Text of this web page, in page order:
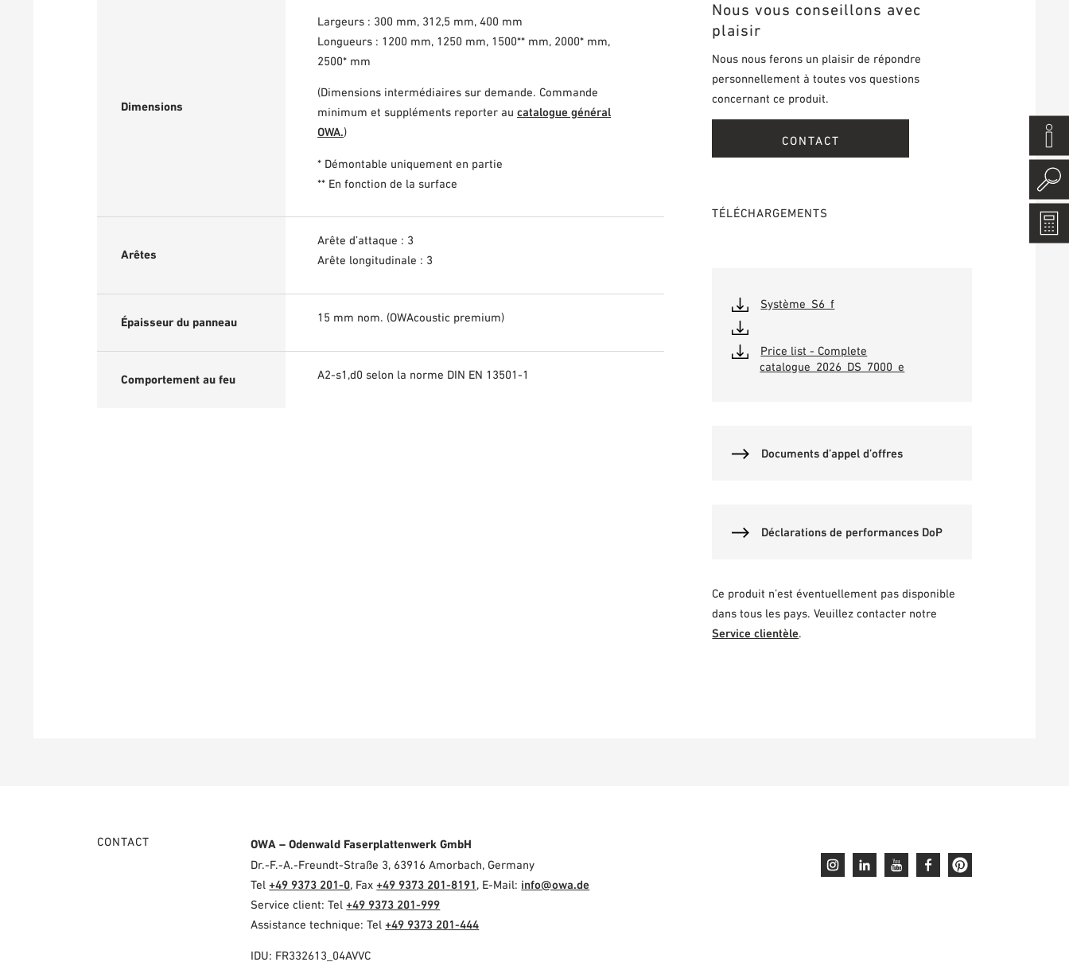
Dimensions
Largeurs : 300 mm, 312,5 mm, 400 mm
Longueurs : 1200 mm, 1250 mm, 1500** mm, 2000* mm,
2500* mm
(Dimensions intermédiaires sur demande. Commande
minimum et suppléments reporter au catalogue général
OWA.)
* Démontable uniquement en partie
** En fonction de la surface
Arêtes
Arête d’attaque : 3
Arête longitudinale : 3
Épaisseur du panneau 15 mm nom. (OWAcoustic premium)
Comportement au feu A2-s1,d0 selon la norme DIN EN 13501-1
Nous vous conseillons avec
plaisir
Nous nous ferons un plaisir de répondre
personnellement à toutes vos questions
concernant ce produit.
CONTACT
TÉLÉCHARGEMENTS
Système_S6_f
Price list - Complete
catalogue_2026_DS_7000_e
Documents d’appel d’offres
Déclarations de performances DoP
Ce produit n’est éventuellement pas disponible
dans tous les pays. Veuillez contacter notre
Service clientèle.
CONTACT OWA – Odenwald Faserplattenwerk GmbH
Dr.-F.-A.-Freundt-Straße 3, 63916 Amorbach, Germany
Tel+49 9373 201-0, Fax+49 9373 201-8191, E-Mail: info@owa.de
Service client: Tel+49 9373 201-999
Assistance technique: Tel+49 9373 201-444
IDU: FR332613_04AVVC